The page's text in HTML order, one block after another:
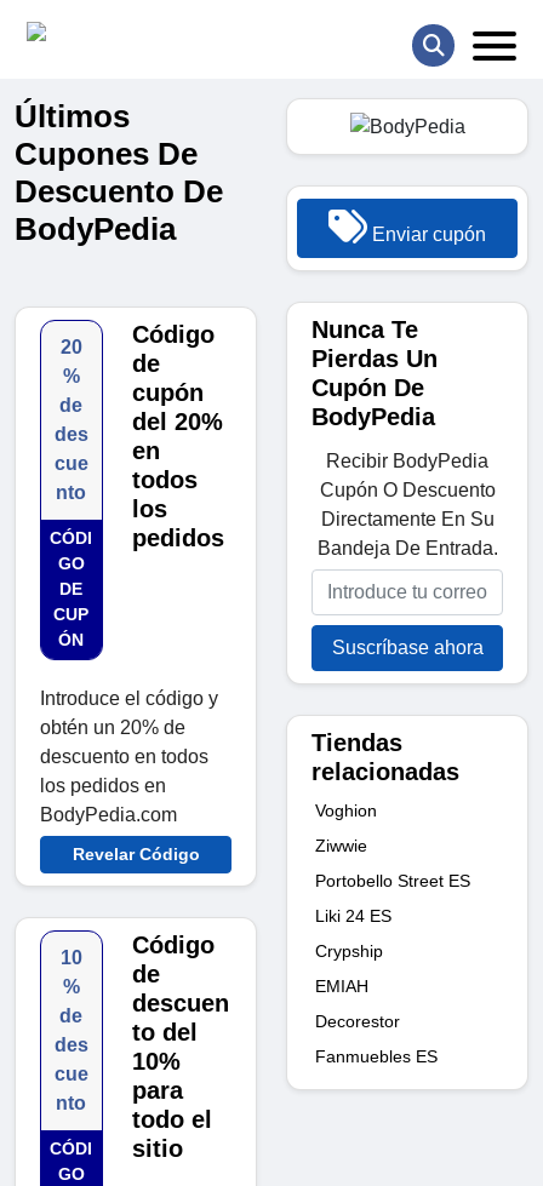
Últimos
Cupones De
Descuento De
BodyPedia
20
%
de
des
cue
nto
CÓDI
GO
DE
CUP
ÓN
Código
de
cupón
del 20%
en
todos
los
pedidos
Introduce el código y
obtén un 20% de
descuento en todos
los pedidos en
BodyPedia.com
Revelar Código
10
%
de
des
cue
nto
CÓDI
GO
Código
de
descuen
to del
10%
para
todo el
sitio
Enviar cupón
Nunca Te
Pierdas Un
Cupón De
BodyPedia
Recibir BodyPedia
Cupón O Descuento
Directamente En Su
Bandeja De Entrada.
Suscríbase ahora
Tiendas
relacionadas
Voghion
Ziwwie
Portobello Street ES
Liki 24 ES
Crypship
EMIAH
Decorestor
Fanmuebles ES